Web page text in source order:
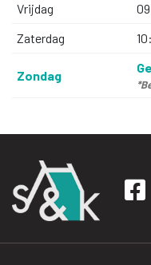
Vrijdag
Zaterdag
Zondag